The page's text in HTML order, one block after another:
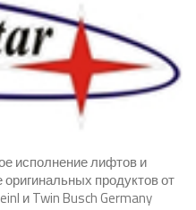
исполнение лифтов и
продуктов от
и Twin Busch Germany